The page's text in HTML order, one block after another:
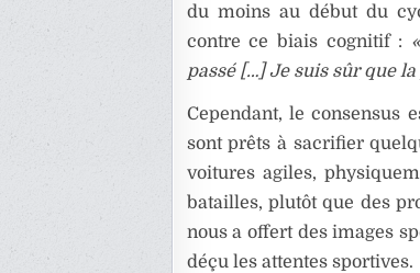
du moins au début du
contre ce biais cognitif :
passé […] Je suis sûr que
Cependant, le consensus
sont prêts à sacrifier
voitures agiles,
batailles, plutôt que des
nous a offert des images
déçu les attentes sportives.